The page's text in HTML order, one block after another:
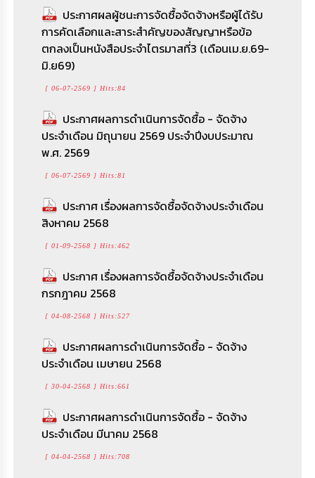
ประกาศผลผู้ชนะการจัดซื้อจัดจ้างหรือผู้ได้รับ
การคัดเลือกและสาระสำคัญของสัญญาหรือข้อ
ตกลงเป็นหนังสือประจำไตรมาสที่3 (เดือนเม.ย.69-
มิ.ย69)
[ 06-07-2569 ] Hits:84
ประกาศผลการดำเนินการจัดซื้อ - จัดจ้าง
ประจำเดือน มิถุนายน 2569 ประจำปีงบประมาณ
พ.ศ. 2569
[ 06-07-2569 ] Hits:81
ประกาศ เรื่องผลการจัดซื้อจัดจ้างประจำเดือน
สิงหาคม 2568
[ 01-09-2568 ] Hits:462
ประกาศ เรื่องผลการจัดซื้อจัดจ้างประจำเดือน
กรกฎาคม 2568
[ 04-08-2568 ] Hits:527
ประกาศผลการดำเนินการจัดซื้อ - จัดจ้าง
ประจำเดือน เมษายน 2568
[ 30-04-2568 ] Hits:661
ประกาศผลการดำเนินการจัดซื้อ - จัดจ้าง
ประจำเดือน มีนาคม 2568
[ 04-04-2568 ] Hits:708
ราคากลางประกวดราคาจ้างก่อสร้างโครงการ
ก่อสร้างลานคอนกรีตเสริมเหล็กภายในองค์การ
บริหารส่วนตำบลยางใหญ่ อำเภอน้ำยืน จังหวัด
อุบลราชธานี พร้อมฝาบ่อพักน้ำ(ตะแกรงเหล็ก)
จำนวน 6 ฝา ด้วยวิธีประกวดราคาอิเล็กทรอนิกส์
[ 02-10-2567 ] Hits:1198
ราคากลางประกวดราคาจ้างก่อสร้างก่อสร้าง
ถนนคอนกรีตเสริมเหล็ก รหัสสายทาง อบ.ถ.185-
ใหญ่ ตำบลยางใหญ่ อำเภอน้ำยืน จังหวัด
อุบลราชธานี ด้วยวิธีประกวดราคาอิเล็กทรอนิกส์
ราคากลางประกวดราคาจ้างก่อสร้างโครงการ
ประกวดราคาอิเล็กทรอนิกส์ (e-bidding) (เลขที่
โครงการ : 67019362709)
[ 07-02-2567 ] Hits:984
ดูทั้งหมด >>
รายงานสรุปผลการจัดซื้อจัดจ้างหรือการจัดหา
พัสดุของหน่วยงาน ประจำปีงบประมาณ พ.ศ. 2568
(pdf)
รายงานสรุปผลการจัดซื้อจัดจ้างหรือการจัดหา
พัสดุของหน่วยงาน ประจำปีงบประมาณ พ.ศ. 2568
[ 15-06-2569 ] Hits:343
สรุปผลการจัดซื้อจัดจ้างหรือการจัดหาพัสดุ
รายเดือน ประจำปีงบประมาณ พ.ศ. 2569
[ 07-05-2569 ] Hits:351
สรุปผลการจัดซื้อจัดจ้างหรือการจัดหาพัสดุ
รายเดือน ประจำปีงบประมาณ พ.ศ. 2569 (เดือน
ตุลาคม 2568 - เดือนมีนาคม 2569)
ประกาศ เรื่องการขยายกำหนดเวลาการดำเนิน
การตามพระราชบัญญัติภาษีที่ดินและสิ่งปลูกสร้าง
ประกาศ ใช้แผนการการใช้จ่ายเงินรวม ไตรมาส